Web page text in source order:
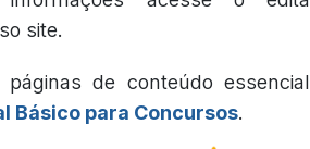
site.
de conteúdo
Básico para Concursos.